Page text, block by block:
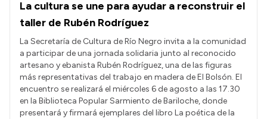
La cultura se une para ayudar a reconstruir el
taller de Rubén Rodríguez
La Secretaría de Cultura de Río Negro invita a la comunidad
a participar de una jornada solidaria junto al reconocido
artesano y ebanista Rubén Rodríguez, una de las figuras
más representativas del trabajo en madera de El Bolsón. El
encuentro se realizará el miércoles 6 de agosto a las 17.30
en la Biblioteca Popular Sarmiento de Bariloche, donde
presentará y firmará ejemplares del libro La poética de la